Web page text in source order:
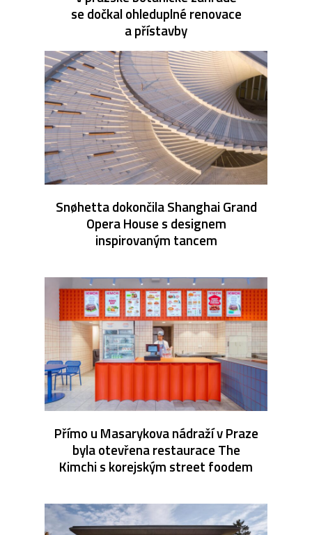
se dočkal ohleduplné renovace
a přístavby
Snøhetta dokončila Shanghai Grand
Opera House s designem
inspirovaným tancem
Přímo u Masarykova nádraží v Praze
byla otevřena restaurace The
Kimchi s korejským street foodem